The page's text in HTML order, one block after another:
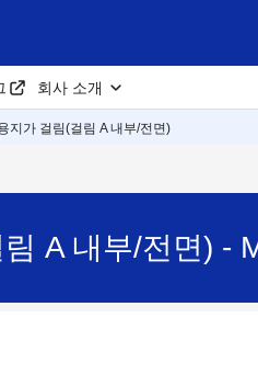
회사 소개
지가 걸림(걸림 A 내부/전면)
A 내부/전면) -